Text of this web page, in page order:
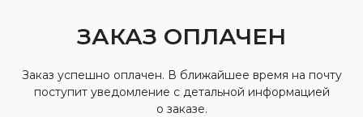
ЗАКАЗ ОПЛАЧЕН
Заказ успешно оплачен. В ближайшее время на почту
поступит уведомление с детальной информацией
о заказе.